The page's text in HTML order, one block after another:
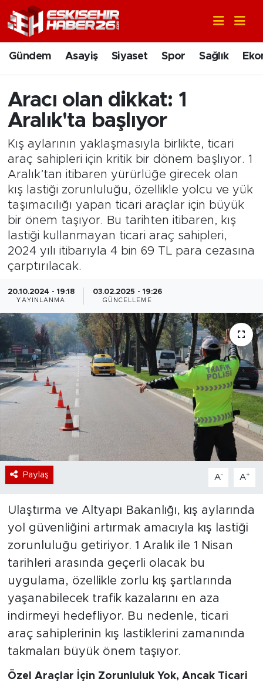
Gündem Asayiş Siyaset Spor Sağlık
Aracı olan dikkat: 1
Aralık'ta başlıyor
Kış aylarının yaklaşmasıyla birlikte, ticari
araç sahipleri için kritik bir dönem başlıyor. 1
Aralık’tan itibaren yürürlüğe girecek olan
kış lastiği zorunluluğu, özellikle yolcu ve yük
taşımacılığı yapan ticari araçlar için büyük
bir önem taşıyor. Bu tarihten itibaren, kış
lastiği kullanmayan ticari araç sahipleri,
2024 yılı itibarıyla 4 bin 69 TL para cezasına
çarptırılacak.
20.10.2024 - 19:18
YAYINLANMA
03.02.2025 - 19:26
GÜNCELLEME
Paylaş A- A+
Ulaştırma ve Altyapı Bakanlığı, kış aylarında
yol güvenliğini artırmak amacıyla kış lastiği
zorunluluğu getiriyor. 1 Aralık ile 1 Nisan
tarihleri arasında geçerli olacak bu
uygulama, özellikle zorlu kış şartlarında
yaşanabilecek trafik kazalarını en aza
indirmeyi hedefliyor. Bu nedenle, ticari
araç sahiplerinin kış lastiklerini zamanında
takmaları büyük önem taşıyor.
Özel Araçlar İçin Zorunluluk Yok, Ancak Ticari
Gündem
Asayiş
Siyaset
Sağlık
Ekonomi
Eğitim
Sanat
Teknoloji
Magazin
Dünya
Sektör
Nöbetçi Eczaneler
Hava Durumu
Trafik Durumu
Süper Lig Puan Durumu ve Fikstür
Tüm Manşetler
Son Dakika Haberleri
Haber Arşivi